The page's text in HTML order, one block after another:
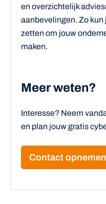
en overzichtelijk
aanbevelingen. Zo
zetten om jouw
maken.
Meer weten?
Interesse? Neem
en plan jouw gratis
Contact opnemen